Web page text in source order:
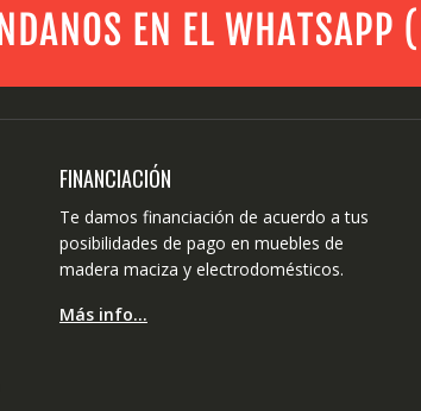
FINANCIACIÓN
Te damos financiación de acuerdo a tus
posibilidades de pago en muebles de
madera maciza y electrodomésticos.
Más info…